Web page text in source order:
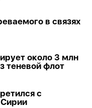
в связях
около 3 млн
теневой флот
с